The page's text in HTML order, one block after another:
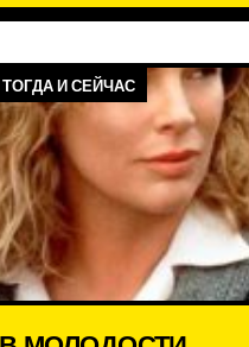
И СЕЙЧАС